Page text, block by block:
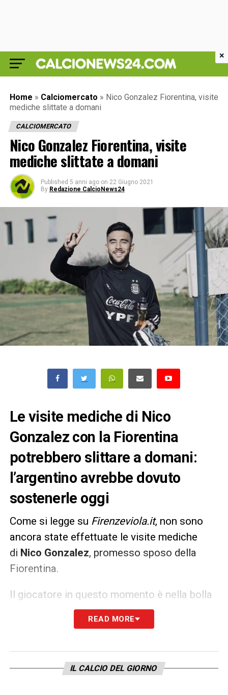
Home » Calciomercato » Nico Gonzalez Fiorentina, visite
mediche slittate a domani
CALCIOMERCATO
Nico Gonzalez Fiorentina, visite
mediche slittate a domani
Published 5 anni ago on 22 Giugno 2021
By Redazione CalcioNews24
Le visite mediche di Nico
Gonzalez con la Fiorentina
potrebbero slittare a domani:
l’argentino avrebbe dovuto
sostenerle oggi
Come si legge su Firenzeviola.it, non sono
ancora state effettuate le visite mediche
di Nico Gonzalez, promesso sposo della
Fiorentina.
Il giocatore in questo momento è nella bolla
della Nazionale Argentina e permane
l’incertezza sull’orario delle visite, tanto che
stanno facendo leggermente slittare i tempi
READ MORE
IL CALCIO DEL GIORNO
×